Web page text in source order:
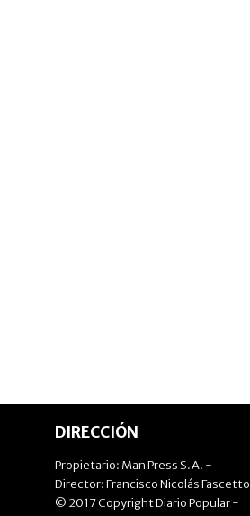
DIRECCIÓN
Propietario: Man Press S.A. -
Director: Francisco Nicolás Fascetto
© 2017 Copyright Diario Popular -